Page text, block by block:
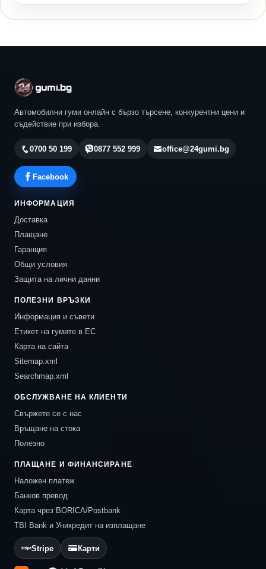
Автомобилни гуми онлайн с бързо търсене, конкурентни цени и
съдействие при избора.
0700 50 199 0877 552 999 office@24gumi.bg
Facebook
ИНФОРМАЦИЯ
Доставка
Плащане
Гаранция
Общи условия
Защита на лични данни
ПОЛЕЗНИ ВРЪЗКИ
Информация и съвети
Етикет на гумите в ЕС
Карта на сайта
Sitemap.xml
Searchmap.xml
ОБСЛУЖВАНЕ НА КЛИЕНТИ
Свържете се с нас
Връщане на стока
Полезно
ПЛАЩАНЕ И ФИНАНСИРАНЕ
Наложен платеж
Банков превод
Карта чрез BORICA/Postbank
TBI Bank и Уникредит на изплащане
Stripe Карти